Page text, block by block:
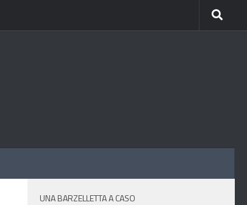
UNA BARZELLETTA A CASO